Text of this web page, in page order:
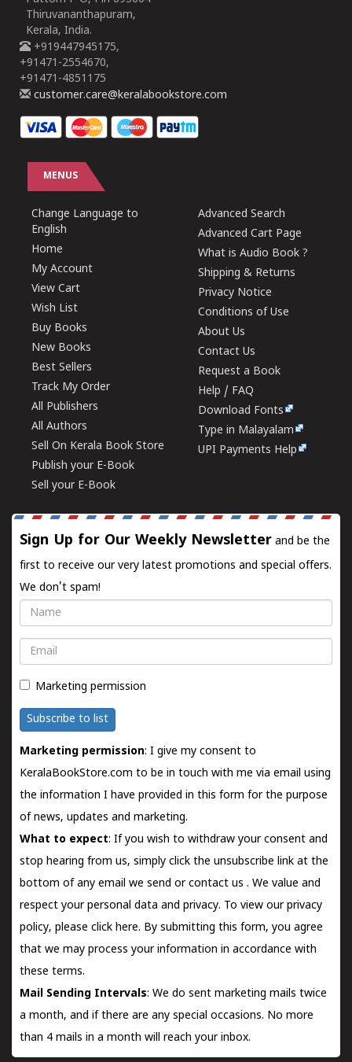
Thiruvananthapuram,
Kerala, India.
+919447945175,
+91471-2554670,
+91471-4851175
customer.care@keralabookstore.com
MENUS
Change Language to
English
Home
My Account
View Cart
Wish List
Buy Books
New Books
Best Sellers
Track My Order
All Publishers
All Authors
Sell On Kerala Book Store
Publish your E-Book
Sell your E-Book
Advanced Search
Advanced Cart Page
What is Audio Book ?
Shipping & Returns
Privacy Notice
Conditions of Use
About Us
Contact Us
Request a Book
Help / FAQ
Download Fonts
Type in Malayalam
UPI Payments Help
Sign Up for Our Weekly Newsletter and be the
first to receive our very latest promotions and special offers.
We don't spam!
Name
Email
Marketing permission
Subscribe to list
Marketing permission: I give my consent to
KeralaBookStore.com to be in touch with me via email using
the information I have provided in this form for the purpose
of news, updates and marketing.
What to expect: If you wish to withdraw your consent and
stop hearing from us, simply click the unsubscribe link at the
bottom of any email we send orcontact us . We value and
respect your personal data and privacy. To view our privacy
policy, please click here. By submitting this form, you agree
that we may process your information in accordance with
these terms.
Mail Sending Intervals: We do sent marketing mails twice
a month, and if there are any special occasions. No more
than 4 mails in a month will reach your inbox.